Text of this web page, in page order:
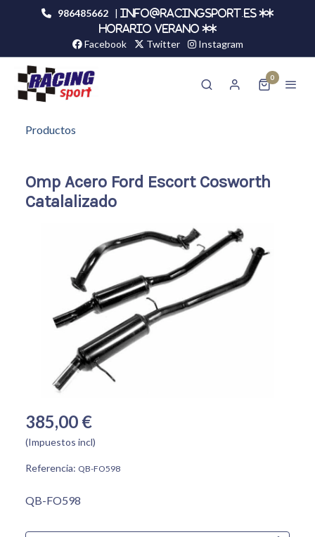
986485662 |
info@racingsport.es **
HORARIO VERANO **
Facebook Twitter Instagram
0
Productos
Omp Acero Ford Escort Cosworth
Catalalizado
385,00 €
(Impuestos incl)
Referencia: QB-FO598
QB-FO598